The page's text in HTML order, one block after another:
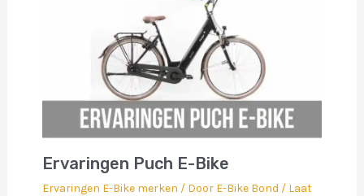
Ervaringen Puch E-Bike
Ervaringen E-Bike merken / Door E-Bike Bond / Laat